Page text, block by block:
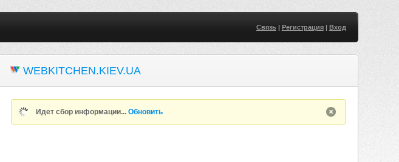
Связь| Регистрация| Вход
WEBKITCHEN.KIEV.UA
Идет сбор информации...Обновить